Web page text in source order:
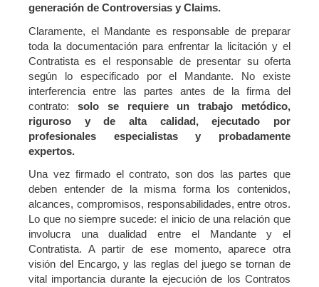
generación de Controversias y Claims.
Claramente, el Mandante es responsable de preparar
toda la documentación para enfrentar la licitación y el
Contratista es el responsable de presentar su oferta
según lo especificado por el Mandante. No existe
interferencia entre las partes antes de la firma del
contrato: solo se requiere un trabajo metódico,
riguroso y de alta calidad, ejecutado por
profesionales
especialistas y probadamente
expertos.
Una vez firmado el contrato, son dos las partes que
deben entender de la misma forma los contenidos,
alcances, compromisos, responsabilidades, entre otros.
Lo que no siempre sucede: el inicio de una relación que
involucra una dualidad entre el Mandante y el
Contratista. A partir de ese momento, aparece otra
visión del Encargo, y las reglas del juego se tornan de
vital importancia durante la ejecución de los Contratos